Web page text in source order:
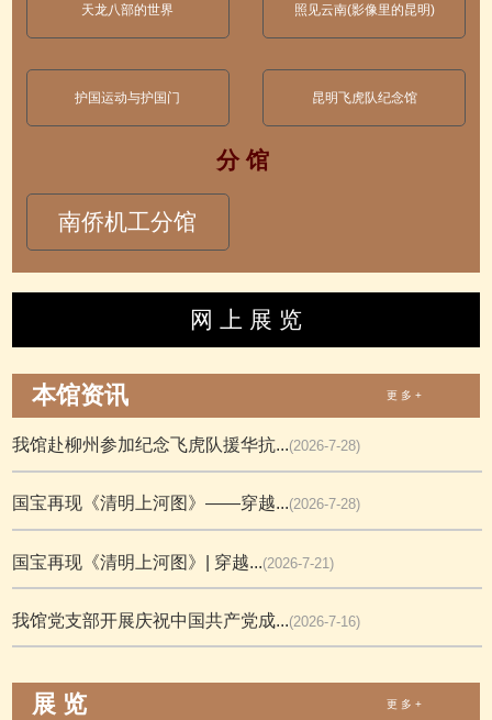
天龙八部的世界 照见云南(影像里的昆明)
护国运动与护国门 昆明飞虎队纪念馆
分 馆
南侨机工分馆
网 上 展 览
本馆资讯 更 多 +
我馆赴柳州参加纪念飞虎队援华抗...(2026-7-28)
国宝再现《清明上河图》——穿越...(2026-7-28)
国宝再现《清明上河图》| 穿越...(2026-7-21)
我馆党支部开展庆祝中国共产党成...(2026-7-16)
展 览 更 多 +